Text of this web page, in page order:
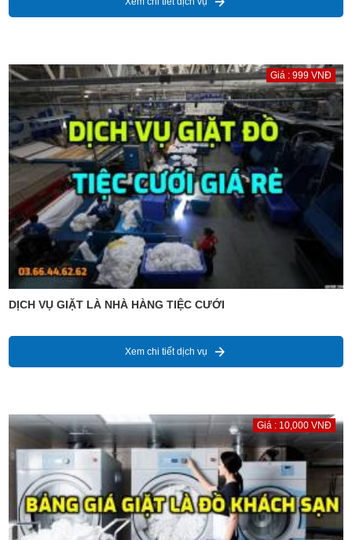
Giá : 999 VNĐ
DỊCH VỤ GIẶT LÀ NHÀ HÀNG TIỆC CƯỚI
Xem chi tiết dịch vụ
Giá : 10,000 VNĐ